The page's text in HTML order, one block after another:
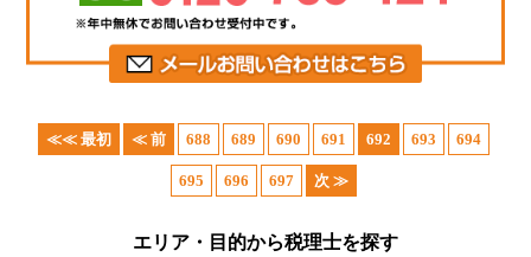
≪≪ 最初 ≪ 前 688 689 690 691 692 693 694
695 696 697 次 ≫
エリア・目的から税理士を探す